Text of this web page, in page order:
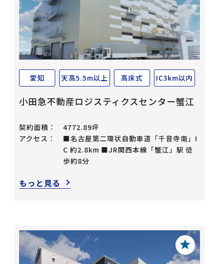
愛知 天高5.5m以上 高床式 IC3km以内
小田急不動産ロジスティクスセンター蟹江
契約面積：
4772.89坪
アクセス：
■名古屋第二環状自動車道「千音寺南」I
C 約2.8km ■JR関西本線「蟹江」駅 徒
歩約8分
もっと見る